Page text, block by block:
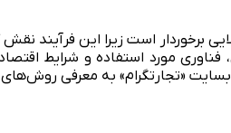
است زیرا این فرآیند نقش
مورد استفاده و شرایط
«تجارتگرام» به معرفی